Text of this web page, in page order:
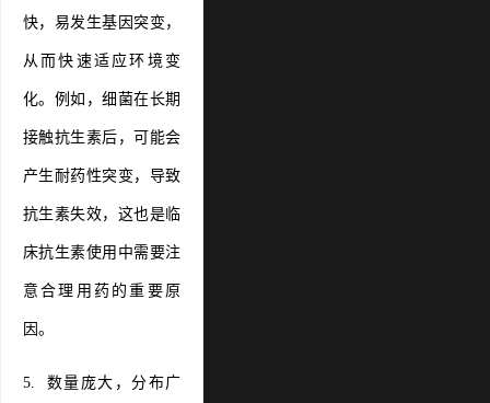
快，易发生基因突变，
从而快速适应环境变
化。例如，细菌在长期
接触抗生素后，可能会
产生耐药性突变，导致
抗生素失效，这也是临
床抗生素使用中需要注
意合理用药的重要原
因。
5. 数量庞大，分布广